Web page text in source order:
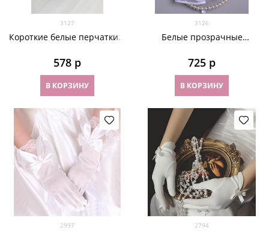
3127
Короткие белые перчатки в
578 р
В КОРЗИНУ
3126
Белые прозрачные
725 р
В КОРЗИНУ
2997 2794